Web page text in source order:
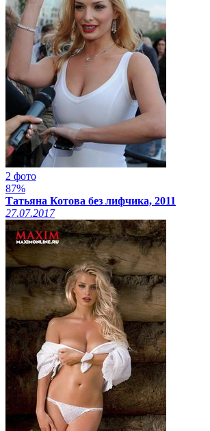
2 фото
87%
Татьяна Котова без лифчика, 2011
27.07.2017